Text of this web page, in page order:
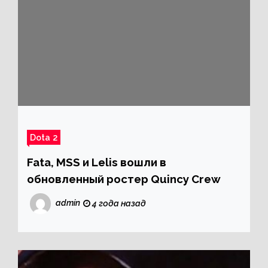
Dota 2
Fata, MSS и Lelis вошли в
обновленный ростер Quincy Crew
admin 4 года назад